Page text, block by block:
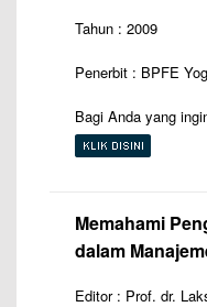
Tahun : 2009
Penerbit : BPFE
Bagi Anda yang
Memahami
dalam
Editor : Prof. dr.